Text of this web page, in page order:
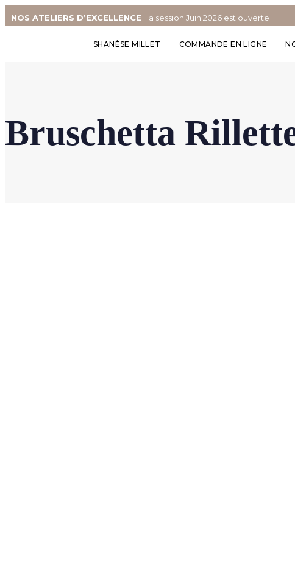
NOS ATELIERS D’EXCELLENCE : la session Juin 2026 est ouverte
SHANÈSE MILLET COMMANDE EN LIGNE
Bruschetta